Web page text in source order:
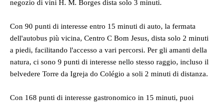
negozio di vini H. M. Borges dista solo 3 minuti.
Con 90 punti di interesse entro 15 minuti di auto, la fermata
dell'autobus più vicina, Centro C Bom Jesus, dista solo 2 minuti
a piedi, facilitando l'accesso a vari percorsi. Per gli amanti della
natura, ci sono 9 punti di interesse nello stesso raggio, incluso il
belvedere Torre da Igreja do Colégio a soli 2 minuti di distanza.
Con 168 punti di interesse gastronomico in 15 minuti, puoi